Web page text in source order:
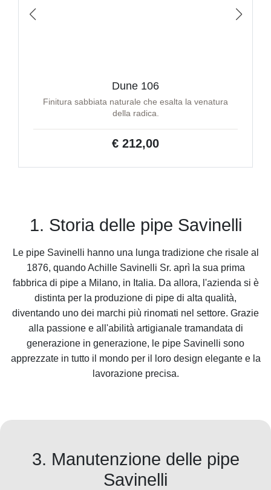
Dune 106
Finitura sabbiata naturale che esalta la venatura
della radica.
€ 212,00
1. Storia delle pipe Savinelli
Le pipe Savinelli hanno una lunga tradizione che risale al
1876, quando Achille Savinelli Sr. aprì la sua prima
fabbrica di pipe a Milano, in Italia. Da allora, l'azienda si è
distinta per la produzione di pipe di alta qualità,
diventando uno dei marchi più rinomati nel settore. Grazie
alla passione e all'abilità artigianale tramandata di
generazione in generazione, le pipe Savinelli sono
apprezzate in tutto il mondo per il loro design elegante e la
lavorazione precisa.
3. Manutenzione delle pipe
Savinelli